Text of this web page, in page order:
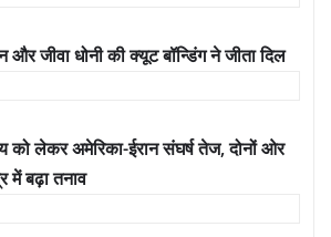
जीवा धोनी की क्यूट बॉन्डिंग ने जीता दिल
को लेकर अमेरिका-ईरान संघर्ष तेज, दोनों ओर
में बढ़ा तनाव